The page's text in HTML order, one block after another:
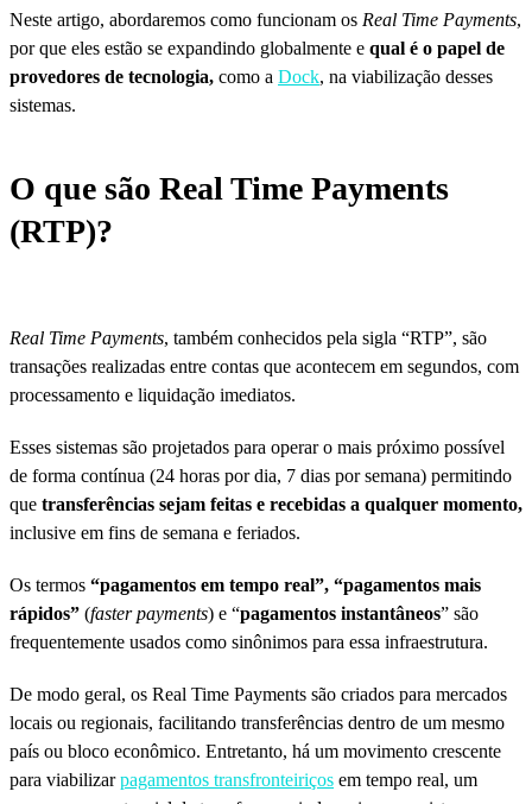
Neste artigo, abordaremos como funcionam os Real Time Payments,
por que eles estão se expandindo globalmente e qual é o papel de
provedores de tecnologia, como a Dock, na viabilização desses
sistemas.
O que são Real Time Payments
(RTP)?
Real Time Payments, também conhecidos pela sigla “RTP”, são
transações realizadas entre contas que acontecem em segundos, com
processamento e liquidação imediatos.
Esses sistemas são projetados para operar o mais próximo possível
de forma contínua (24 horas por dia, 7 dias por semana) permitindo
que transferências sejam feitas e recebidas a qualquer momento,
inclusive em fins de semana e feriados.
Os termos “pagamentos em tempo real”, “pagamentos mais
rápidos” (faster payments) e “pagamentos instantâneos” são
frequentemente usados como sinônimos para essa infraestrutura.
De modo geral, os Real Time Payments são criados para mercados
locais ou regionais, facilitando transferências dentro de um mesmo
país ou bloco econômico. Entretanto, há um movimento crescente
para viabilizarpagamentos transfronteiriços em tempo real, um